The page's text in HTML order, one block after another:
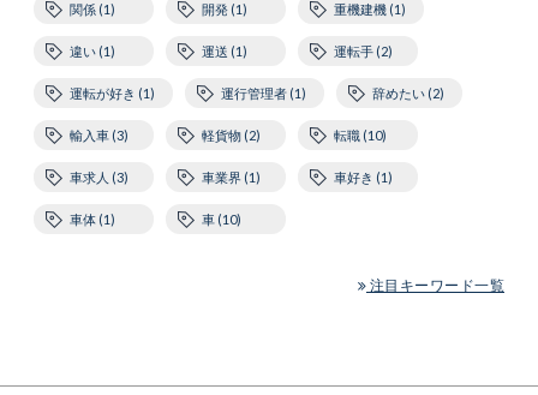
関係 (1) 開発 (1) 重機建機 (1)
違い (1) 運送 (1) 運転手 (2)
運転が好き (1) 運行管理者 (1) 辞めたい (2)
輸入車 (3) 軽貨物 (2) 転職 (10)
車求人 (3) 車業界 (1) 車好き (1)
車体 (1) 車 (10)
注目キーワード一覧